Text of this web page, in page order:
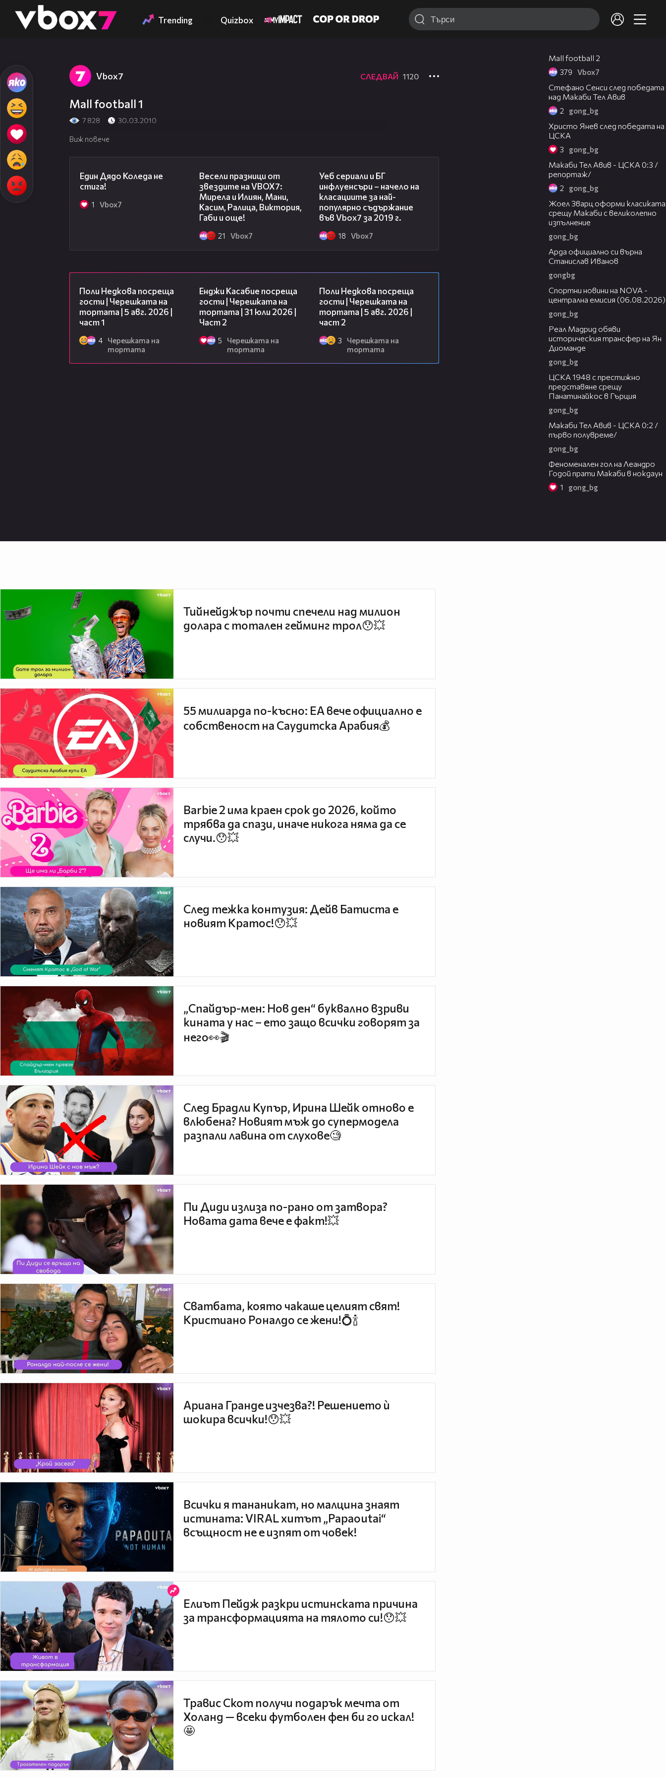
👾 Trending Quizbox
Vbоx7 СЛЕДВАЙ 1120
Mall football 1
7 828 30.03.2010
Виж повече
Един Дядо Коледа не
стига!
1 Vbоx7
Весели празници от
звездите на VBOX7:
Мирела и Илиян, Мани,
Касим, Ралица, Виктория,
Габи и още!
21 Vbоx7
Уеб сериали и БГ
инфлуенсъри – начело на
класациите за най-
популярно съдържание
във Vbox7 за 2019 г.
18 Vbоx7
Поли Недкова посреща
гости | Черешката на
тортата | 5 авг. 2026 |
част 1
4
Черешката на
тортата
Енджи Касабие посреща
гости | Черешката на
тортата | 31 юли 2026 |
Част 2
5
Черешката на
тортата
Поли Недкова посреща
гости | Черешката на
тортата | 5 авг. 2026 |
част 2
3
Черешката на
тортата
Mall football 2
379 Vbоx7
Стефано Сенси след победата
над Макаби Тел Авив
2 gong_bg
Христо Янев след победата на
ЦСКА
3 gong_bg
Макаби Тел Авив - ЦСКА 0:3 /
репортаж/
2 gong_bg
Жоел Зварц оформи класиката
срещу Макаби с великолепно
изпълнение
gong_bg
Арда официално си върна
Станислав Иванов
gongbg
Спортни новини на NOVA -
централна емисия (06.08.2026)
gong_bg
Реал Мадрид обяви
историческия трансфер на Ян
Диоманде
gong_bg
ЦСКА 1948 с престижно
представяне срещу
Панатинайкос в Гърция
gong_bg
Макаби Тел Авив - ЦСКА 0:2 /
първо полувреме/
gong_bg
Феноменален гол на Леандро
Годой прати Макаби в нокдаун
1 gong_bg
Тийнейджър почти спечели над милион
долара с тотален гейминг трол😯💥
55 милиарда по-късно: EA вече официално е
собственост на Саудитска Арабия💰
Barbie 2 има краен срок до 2026, който
трябва да спази, иначе никога няма да се
случи.😯💥
След тежка контузия: Дейв Батиста е
новият Кратос!😯💥
„Спайдър-мен: Нов ден“ буквално взриви
кината у нас – ето защо всички говорят за
него👀🎬
След Брадли Купър, Ирина Шейк отново е
влюбена? Новият мъж до супермодела
разпали лавина от слухове🧐
Пи Диди излиза по-рано от затвора?
Новата дата вече е факт!💥
Сватбата, която чакаше целият свят!
Кристиано Роналдо се жени!💍🍾
Ариана Гранде изчезва?! Решението ѝ
шокира всички!😯💥
Всички я тананикат, но малцина знаят
истината: VIRAL хитът „Papaoutai“
всъщност не е изпят от човек!
Елиът Пейдж разкри истинската причина
за трансформацията на тялото си!😯💥
Травис Скот получи подарък мечта от
Холанд — всеки футболен фен би го искал!
🤩